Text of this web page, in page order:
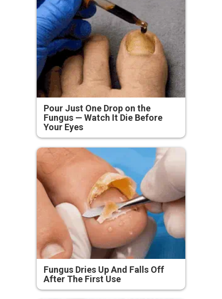
Pour Just One Drop on the
Fungus — Watch It Die Before
Your Eyes
Fungus Dries Up And Falls Off
After The First Use